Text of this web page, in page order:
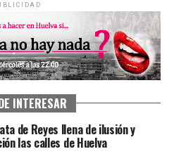
INTERESAR
de Reyes llena de ilusión y
las calles de Huelva